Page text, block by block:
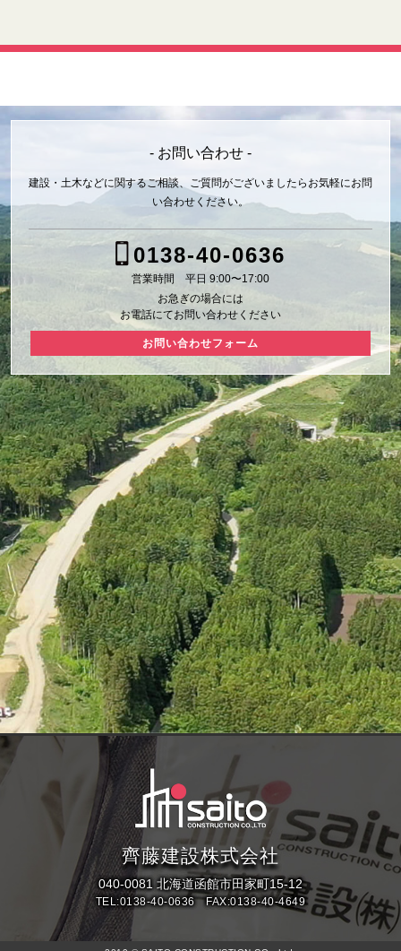
- お問い合わせ -
建設・土木などに関するご相談、ご質問がございましたら お気軽にお問
い合わせください。
0138-40-0636
営業時間 平日 9:00〜17:00
お急ぎの場合には
お電話にてお問い合わせください
お問い合わせフォーム
齊藤建設株式会社
040-0081 北海道函館市田家町15-12
TEL:0138-40-0636FAX:0138-40-4649